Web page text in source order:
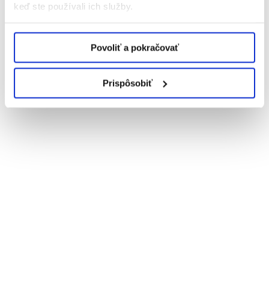
keď ste používali ich služby.
Povoliť a pokračovať
Prispôsobiť